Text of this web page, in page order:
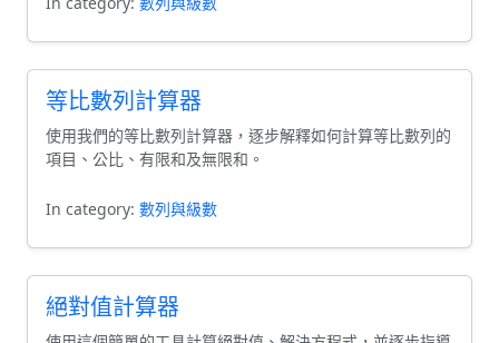
等比數列計算器
使用我們的等比數列計算器，逐步解釋如何計算等比數列的
項目、公比、有限和及無限和。
In category: 數列與級數
絕對值計算器